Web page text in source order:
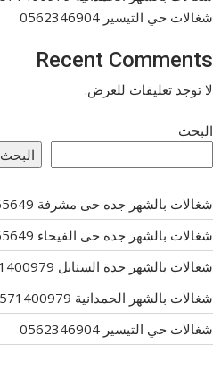
شغالات حي التيسير 0562346904
Recent Comments
لا توجد تعليقات للعرض.
البحث
البحث
شغالات بالشهر جده حى مشرفة 0577265649
شغالات بالشهر جده حى الفيحاء 0577265649
شغالات بالشهر جدة السنابل 0571400979
شغالات بالشهر الحمدانية 0571400979
شغالات حي التيسير 0562346904